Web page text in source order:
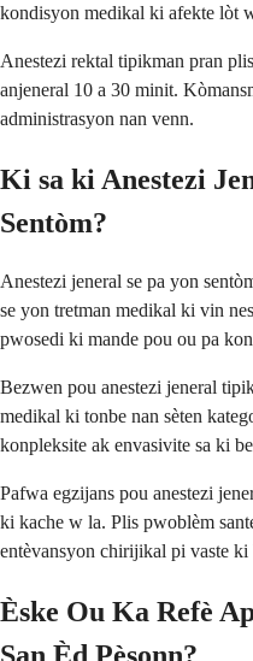
kondisyon medikal ki afekte lòt
Anestezi rektal tipikman pran
anjeneral 10 a 30 minit.
administrasyon nan venn.
Ki sa ki Anestezi
Sentòm?
Anestezi jeneral se pa yon
se yon tretman medikal ki vin
pwosedi ki mande pou ou pa
Bezwen pou anestezi jeneral
medikal ki tonbe nan sèten
konpleksite ak envasivite sa ki
Pafwa egzijans pou anestezi
ki kache w la. Plis pwoblèm
entèvansyon chirijikal pi vaste ki
Èske Ou Ka Refè